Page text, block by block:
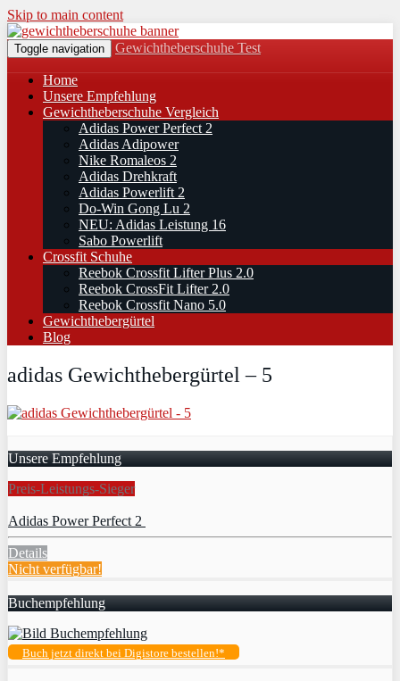
Skip to main content
Toggle navigation Gewichtheberschuhe Test
Home
Unsere Empfehlung
Gewichtheberschuhe Vergleich
Adidas Power Perfect 2
Adidas Adipower
Nike Romaleos 2
Adidas Drehkraft
Adidas Powerlift 2
Do-Win Gong Lu 2
NEU: Adidas Leistung 16
Sabo Powerlift
Crossfit Schuhe
Reebok Crossfit Lifter Plus 2.0
Reebok CrossFit Lifter 2.0
Reebok Crossfit Nano 5.0
Gewichthebergürtel
Blog
adidas Gewichthebergürtel – 5
Unsere Empfehlung
Preis-Leistungs-Sieger
Adidas Power Perfect 2
Details
Nicht verfügbar!
Buchempfehlung
Buch jetzt direkt bei Digistore bestellen!*